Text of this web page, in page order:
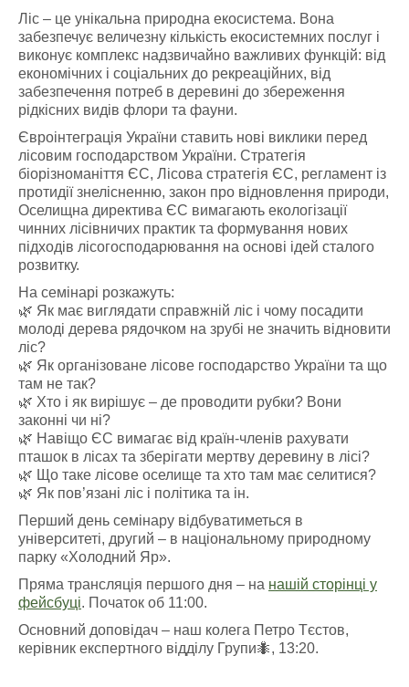
Ліс – це унікальна природна екосистема. Вона
забезпечує величезну кількість екосистемних послуг і
виконує комплекс надзвичайно важливих функцій: від
економічних і соціальних до рекреаційних, від
забезпечення потреб в деревині до збереження
рідкісних видів флори та фауни.
Євроінтеграція України ставить нові виклики перед
лісовим господарством України. Стратегія
біорізноманіття ЄС, Лісова стратегія ЄС, регламент із
протидії знелісненню, закон про відновлення природи,
Оселищна директива ЄС вимагають екологізації
чинних лісівничих практик та формування нових
підходів лісогосподарювання на основі ідей сталого
розвитку.
На семінарі розкажуть:
🌿 Як має виглядати справжній ліс і чому посадити
молоді дерева рядочком на зрубі не значить відновити
ліс?
🌿 Як організоване лісове господарство України та що
там не так?
🌿 Хто і як вирішує – де проводити рубки? Вони
законні чи ні?
🌿 Навіщо ЄС вимагає від країн-членів рахувати
пташок в лісах та зберігати мертву деревину в лісі?
🌿 Що таке лісове оселище та хто там має селитися?
🌿 Як пов’язані ліс і політика та ін.
Перший день семінару відбуватиметься в
університеті, другий – в національному природному
парку «Холодний Яр».
Пряма трансляція першого дня – на нашій сторінці у
фейсбуці. Початок об 11:00.
Основний доповідач – наш колега Петро Тєстов,
керівник експертного відділу Групи🐜, 13:20.